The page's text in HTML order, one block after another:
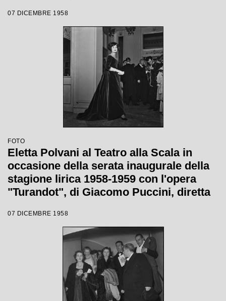
regia di Margherita Walmann
07 DICEMBRE 1958
FOTO
Eletta Polvani al Teatro alla Scala in
occasione della serata inaugurale della
stagione lirica 1958-1959 con l'opera
"Turandot", di Giacomo Puccini, diretta
Margherita Wallmann
07 DICEMBRE 1958